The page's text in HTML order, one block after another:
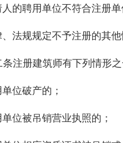
的聘用单位不符合注册
法规规定不予注册的其
册建筑师有下列情形之
位破产的；
位被吊销营业执照的；